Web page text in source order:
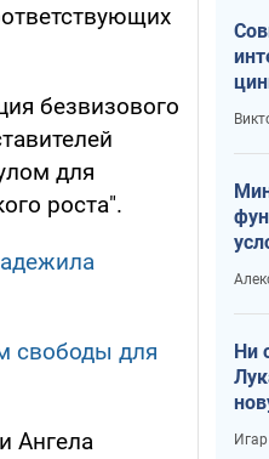
безвизового
для
роста".
свободы для
Ангела
Ни